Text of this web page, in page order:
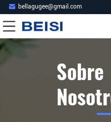
bellagugee@gmail.com
Sobre